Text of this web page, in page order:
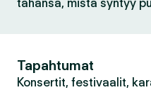
tahansa, mistä syntyy
Tapahtumat
Konsertit, festivaalit,